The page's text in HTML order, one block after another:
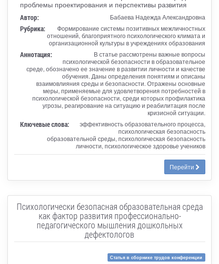
проблемы проектирования и перспективы развития
Автор: Бабаева Надежда Александровна
Рубрика:
Формирование системы позитивных межличностных
отношений, благоприятного психологического климата и
организационной культуры в учреждениях образования
Аннотация:
В статье рассмотрены важные вопросы
психологической безопасности в образовательное
среде, обозначено ее значение в развитии личности и качестве
обучения. Даны определения понятиям и описаны
взаимовлияния среды и безопасности. Отражены основные
меры, применяемые для удовлетворения потребностей в
психологической безопасности, среди которых профилактика
угрозы, реагирование на ситуацию и реабилитация после
кризисной ситуации.
Ключевые слова:
эффективность образовательного процесса,
психологическая безопасность
образовательной среды, психологическая безопасность
личности, психологическое здоровье учеников
Перейти
Психологически безопасная образовательная среда
как фактор развития профессионально-
педагогического мышления дошкольных
дефектологов
Статья в сборнике трудов конференции